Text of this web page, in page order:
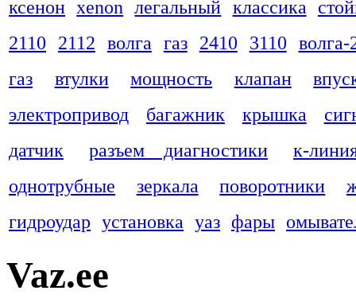
ксенон xenon легальный классика
2110
2112 волга газ 2410 3110 волга-
газ
втулки мощность клапан
электропривод
багажник крышка
датчик
разъем диагностики
к-
однотрубные
зеркала поворотники
гидроудар установка уаз фары
Vaz.ee